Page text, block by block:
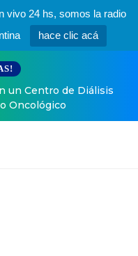
vivo 24 hs, somos la radio
hace clic acá
un Centro de Diálisis
Oncológico